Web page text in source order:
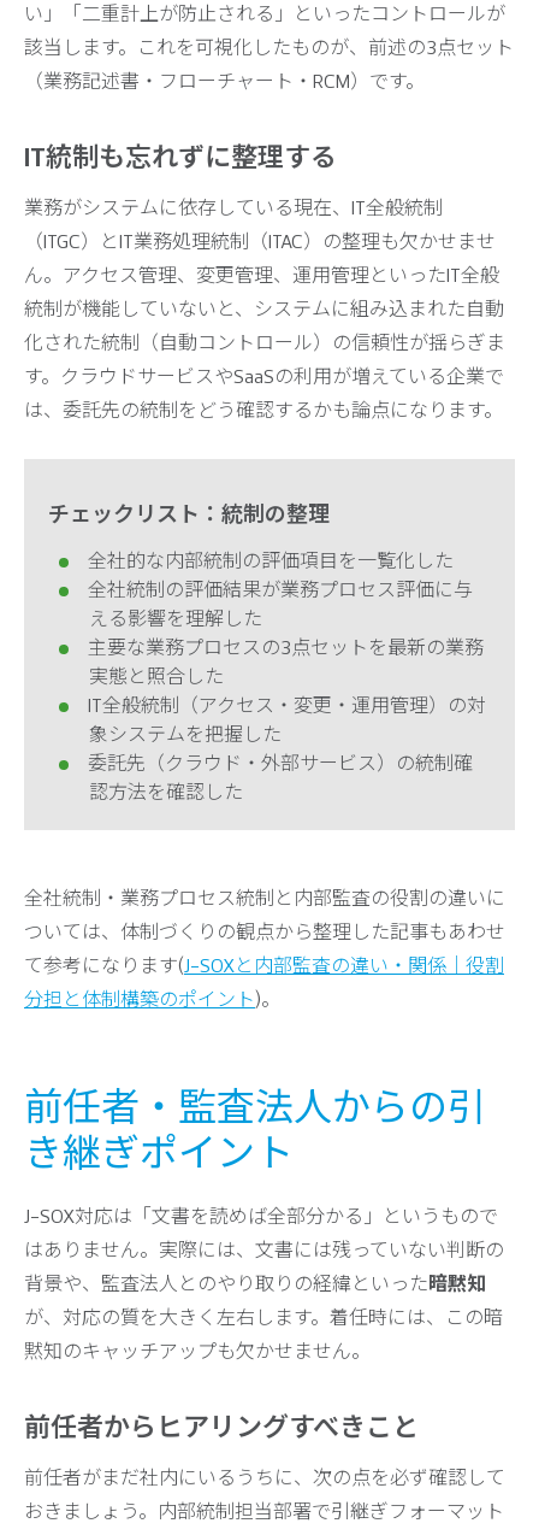
い」「二重計上が防止される」といったコントロールが
該当します。これを可視化したものが、前述の3点セット
（業務記述書・フローチャート・RCM）です。
IT統制も忘れずに整理する
業務がシステムに依存している現在、IT全般統制
（ITGC）とIT業務処理統制（ITAC）の整理も欠かせませ
ん。アクセス管理、変更管理、運用管理といったIT全般
統制が機能していないと、システムに組み込まれた自動
化された統制（自動コントロール）の信頼性が揺らぎま
す。クラウドサービスやSaaSの利用が増えている企業で
は、委託先の統制をどう確認するかも論点になります。
チェックリスト：統制の整理
全社的な内部統制の評価項目を一覧化した
全社統制の評価結果が業務プロセス評価に与
える影響を理解した
主要な業務プロセスの3点セットを最新の業務
実態と照合した
IT全般統制（アクセス・変更・運用管理）の対
象システムを把握した
委託先（クラウド・外部サービス）の統制確
認方法を確認した
全社統制・業務プロセス統制と内部監査の役割の違いに
ついては、体制づくりの観点から整理した記事もあわせ
て参考になります(J-SOXと内部監査の違い・関係｜役割
分担と体制構築のポイント)。
前任者・監査法人からの引
き継ぎポイント
J-SOX対応は「文書を読めば全部分かる」というもので
はありません。実際には、文書には残っていない判断の
背景や、監査法人とのやり取りの経緯といった暗黙知
が、対応の質を大きく左右します。着任時には、この暗
黙知のキャッチアップも欠かせません。
前任者からヒアリングすべきこと
前任者がまだ社内にいるうちに、次の点を必ず確認して
おきましょう。内部統制担当部署で引継ぎフォーマット